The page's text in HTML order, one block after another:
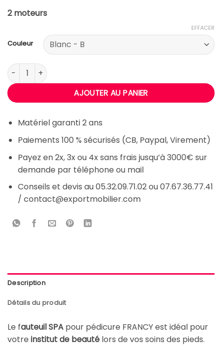
2 moteurs
Couleur
EFFACER
quantité de Fauteuil électrique pédicure FRANCY
AJOUTER AU PANIER
Matériel garanti 2 ans
Paiements 100 % sécurisés (CB, Paypal, Virement)
Payez en 2x, 3x ou 4x sans frais jusqu’à 3000€ sur
demande par téléphone ou mail
Conseils et devis au 05.32.09.71.02 ou 07.67.36.77.41
/ contact@exportmobilier.com
Description
Détails du produit
Le fauteuil SPA pour pédicure FRANCY est idéal pour
votre institut de beauté lors de vos soins des pieds.